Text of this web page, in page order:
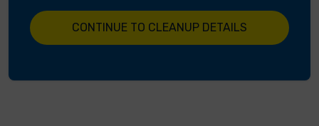
CONTINUE TO CLEANUP DETAILS